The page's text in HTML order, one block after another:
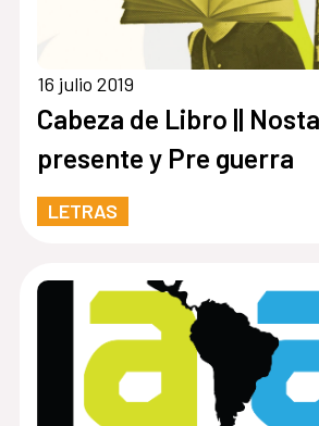
16 julio 2019
Cabeza de Libro ||
presente y Pre guerra
LETRAS